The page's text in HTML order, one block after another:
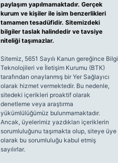
paylaşım yapılmamaktadır. Gerçek
kurum ve kişiler ile isim benzerlikleri
tamamen tesadüfidir. Sitemizdeki
bilgiler taslak halindedir ve tavsiye
niteliği taşımazlar.
Sitemiz, 5651 Sayılı Kanun gereğince Bilgi
Teknolojileri ve İletişim Kurumu (BTK)
tarafından onaylanmış bir Yer Sağlayıcı
olarak hizmet vermektedir. Bu nedenle,
sitedeki içerikleri proaktif olarak
denetleme veya araştırma
yükümlülüğümüz bulunmamaktadır.
Ancak, üyelerimiz yazdıkları içeriklerin
sorumluluğunu taşımakta olup, siteye üye
olarak bu sorumluluğu kabul etmiş
sayılırlar.